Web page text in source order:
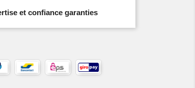
et confiance garanties